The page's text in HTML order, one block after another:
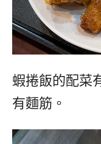
蝦捲飯的配菜
有麵筋。